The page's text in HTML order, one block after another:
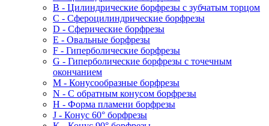
B - Цилиндрические борфрезы с зубчатым торцом
C - Сфероцилиндрические борфрезы
D - Сферические борфрезы
E - Овальные борфрезы
F - Гиперболические борфрезы
G - Гиперболические борфрезы с точечным
окончанием
M - Конусообразные борфрезы
N - С обратным конусом борфрезы
H - Форма пламени борфрезы
J - Конус 60° борфрезы